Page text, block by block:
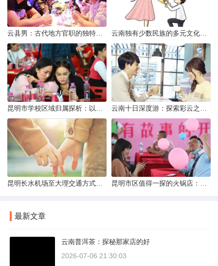
最新文章
云南普洱茶：探秘那家店的好
2026-07-06 21:30:03